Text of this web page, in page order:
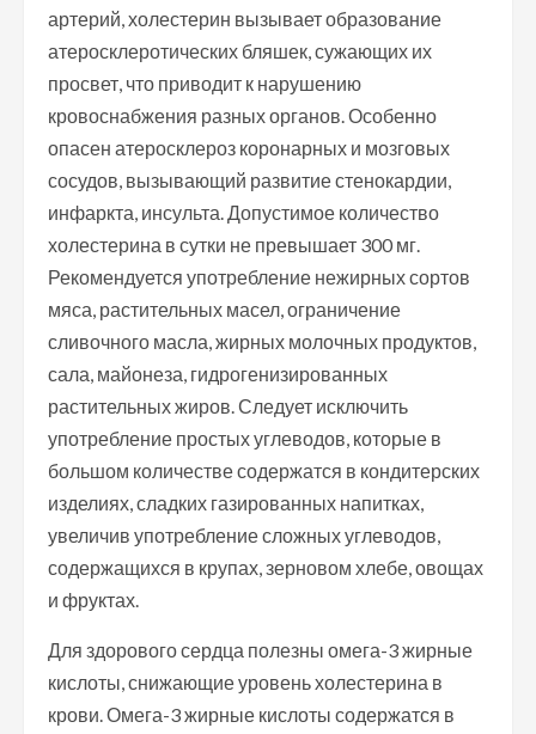
артерий, холестерин вызывает образование
атеросклеротических бляшек, сужающих их
просвет, что приводит к нарушению
кровоснабжения разных органов. Особенно
опасен атеросклероз коронарных и мозговых
сосудов, вызывающий развитие стенокардии,
инфаркта, инсульта. Допустимое количество
холестерина в сутки не превышает 300 мг.
Рекомендуется употребление нежирных сортов
мяса, растительных масел, ограничение
сливочного масла, жирных молочных продуктов,
сала, майонеза, гидрогенизированных
растительных жиров. Следует исключить
употребление простых углеводов, которые в
большом количестве содержатся в кондитерских
изделиях, сладких газированных напитках,
увеличив употребление сложных углеводов,
содержащихся в крупах, зерновом хлебе, овощах
и фруктах.
Для здорового сердца полезны омега-3 жирные
кислоты, снижающие уровень холестерина в
крови. Омега-3 жирные кислоты содержатся в